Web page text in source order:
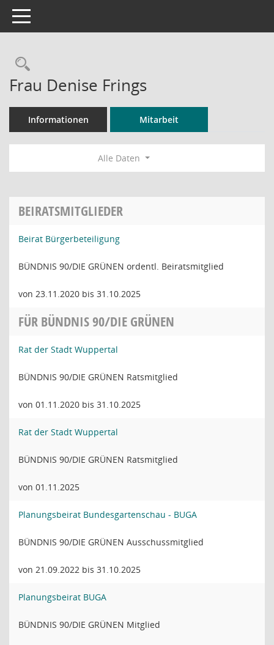
Toggle navigation
Rechercheauswahl
Frau Denise Frings
Informationen Mitarbeit
Alle Daten
BEIRATSMITGLIEDER
Beirat Bürgerbeteiligung
BÜNDNIS 90/DIE GRÜNEN ordentl. Beiratsmitglied
von 23.11.2020 bis 31.10.2025
FÜR BÜNDNIS 90/DIE GRÜNEN
Rat der Stadt Wuppertal
BÜNDNIS 90/DIE GRÜNEN Ratsmitglied
von 01.11.2020 bis 31.10.2025
Rat der Stadt Wuppertal
BÜNDNIS 90/DIE GRÜNEN Ratsmitglied
von 01.11.2025
Planungsbeirat Bundesgartenschau - BUGA
BÜNDNIS 90/DIE GRÜNEN Ausschussmitglied
von 21.09.2022 bis 31.10.2025
Planungsbeirat BUGA
BÜNDNIS 90/DIE GRÜNEN Mitglied